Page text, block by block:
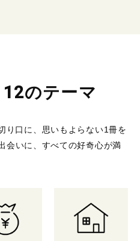
のテーマ
り口に、思いもよらない1冊を
会いに、すべての好奇心が満